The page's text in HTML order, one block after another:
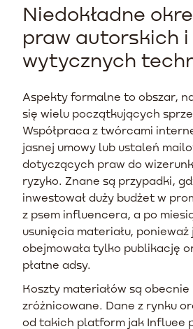
Niedokładne
praw autorskich
wytycznych
Aspekty formalne to obszar,
się wielu początkujących
Współpraca z twórcami
jasnej umowy lub ustaleń
dotyczących praw do
ryzyko. Znane są przypadki,
inwestował duży budżet w
z psem influencera, a po
usunięcia materiału,
obejmowała tylko publikację
płatne adsy.
Koszty materiałów są obecnie
zróżnicowane. Dane z rynku
od takich platform jak Influee